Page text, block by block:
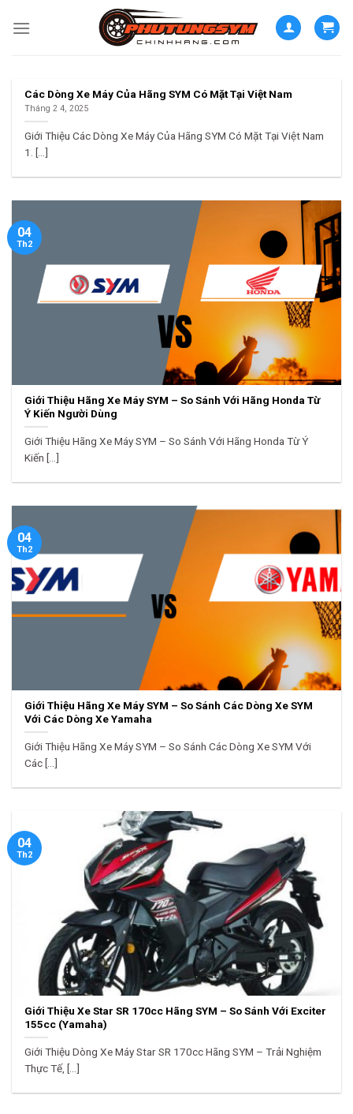
Các Dòng Xe Máy Của Hãng SYM Có Mặt Tại Việt Nam
Tháng 2 4, 2025
Giới Thiệu Các Dòng Xe Máy Của Hãng SYM Có Mặt Tại Việt Nam
1. [...]
Giới Thiệu Hãng Xe Máy SYM – So Sánh Với Hãng Honda Từ
Ý Kiến Người Dùng
Giới Thiệu Hãng Xe Máy SYM – So Sánh Với Hãng Honda Từ Ý
Kiến [...]
04
Th2
Giới Thiệu Hãng Xe Máy SYM – So Sánh Các Dòng Xe SYM
Với Các Dòng Xe Yamaha
Giới Thiệu Hãng Xe Máy SYM – So Sánh Các Dòng Xe SYM Với
Các [...]
04
Th2
Giới Thiệu Xe Star SR 170cc Hãng SYM – So Sánh Với Exciter
155cc (Yamaha)
Giới Thiệu Dòng Xe Máy Star SR 170cc Hãng SYM – Trải Nghiệm
Thực Tế, [...]
04
Th2